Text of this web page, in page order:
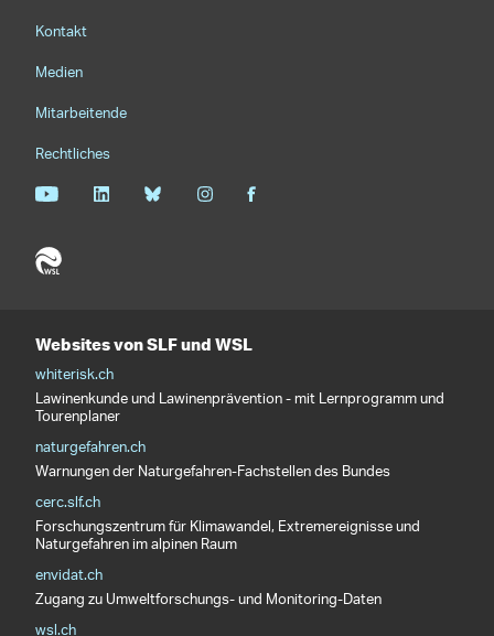
Footernavigation
Kontakt
Medien
Mitarbeitende
Rechtliches
Websites von SLF und WSL
whiterisk.ch
Lawinenkunde und Lawinenprävention - mit Lernprogramm und
Tourenplaner
naturgefahren.ch
Warnungen der Naturgefahren-Fachstellen des Bundes
cerc.slf.ch
Forschungszentrum für Klimawandel, Extremereignisse und
Naturgefahren im alpinen Raum
envidat.ch
Zugang zu Umweltforschungs- und Monitoring-Daten